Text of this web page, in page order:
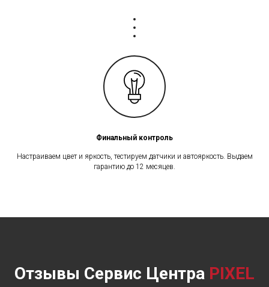
Финальный контроль
Настраиваем цвет и яркость, тестируем датчики и автояркость. Выдаем
гарантию до 12 месяцев.
Отзывы Сервис Центра PIXEL